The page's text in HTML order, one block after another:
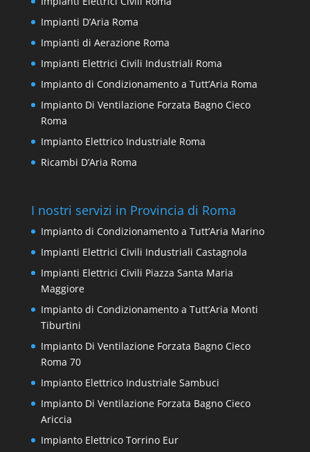
Impianti D’Aria Roma
Impianti di Aerazione Roma
Impianti Elettrici Civili Industriali Roma
Impianto di Condizionamento a Tutt’Aria Roma
Impianto Di Ventilazione Forzata Bagno Cieco
Roma
Impianto Elettrico Industriale Roma
Ricambi D’Aria Roma
I nostri servizi in Provincia di Roma
Impianto di Condizionamento a Tutt’Aria Marino
Impianti Elettrici Civili Industriali Castagnola
Impianti Elettrici Civili Piazza Santa Maria
Maggiore
Impianto di Condizionamento a Tutt’Aria Monti
Tiburtini
Impianto Di Ventilazione Forzata Bagno Cieco
Roma 70
Impianto Elettrico Industriale Sambuci
Impianto Di Ventilazione Forzata Bagno Cieco
Ariccia
Impianto Elettrico Torrino Eur